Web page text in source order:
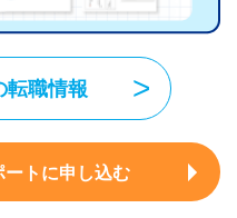
転職情報
ートに申し込む